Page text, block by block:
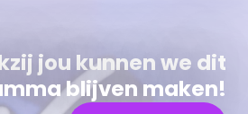
jou kunnen we dit
blijven maken!